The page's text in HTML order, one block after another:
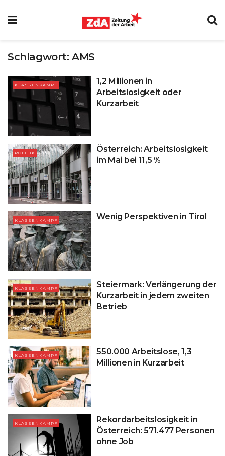
Schlagwort:AMS
KLASSENKAMPF
1,2 Millionen in
Arbeitslosigkeit oder
Kurzarbeit
POLITIK
Österreich: Arbeitslosigkeit
im Mai bei 11,5 %
KLASSENKAMPF Wenig Perspektiven in Tirol
KLASSENKAMPF
Steiermark: Verlängerung der
Kurzarbeit in jedem zweiten
Betrieb
KLASSENKAMPF
550.000 Arbeitslose, 1,3
Millionen in Kurzarbeit
KLASSENKAMPF
Rekordarbeitslosigkeit in
Österreich: 571.477 Personen
ohne Job